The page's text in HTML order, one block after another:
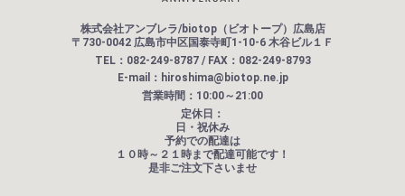
株式会社アンブレラ/biotop（ビオトープ）広島店
〒730-0042 広島市中区国泰寺町1-10-6 木谷ビル１Ｆ
TEL：082-249-8787 / FAX：082-249-8793
E-mail：hiroshima@biotop.ne.jp
営業時間：10:00～21:00
定休日：
日・祝休み
予約での配達は
１０時～２１時まで配達可能です！
是非ご注文下さいませ